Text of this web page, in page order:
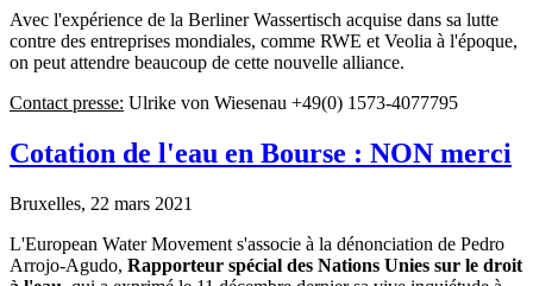
Avec l'expérience de la Berliner Wassertisch acquise dans sa lutte
contre des entreprises mondiales, comme RWE et Veolia à l'époque,
on peut attendre beaucoup de cette nouvelle alliance.
Contact presse: Ulrike von Wiesenau +49(0) 1573-4077795
Cotation de l'eau en Bourse : NON merci
Bruxelles, 22 mars 2021
L'European Water Movement s'associe à la dénonciation de Pedro
Arrojo-Agudo, Rapporteur spécial des Nations Unies sur le droit